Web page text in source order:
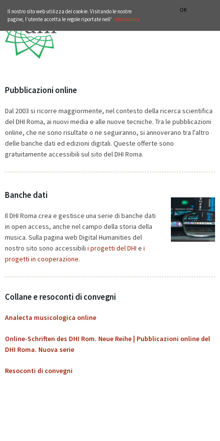
OK
Il nostro sito web utilizza dei cookie. Visitando le nostre
pagine, l’utente accetta le regole riportate nell’ informativa.
Pubblicazioni online
Dal 2003 si ricorre maggiormente, nel contesto della ricerca scientifica
del DHI Roma, ai nuovi media e alle nuove tecniche. Tra le pubblicazioni
online, che ne sono risultate o ne seguiranno, si annoverano tra l'altro
delle banche dati ed edizioni digitali. Queste offerte sono
gratuitamente accessibili sul sito del DHI Roma.
Banche dati
Il DHI Roma crea e gestisce una serie di banche dati
in open access, anche nel campo della storia della
musica. Sulla pagina web Digital Humanities del
nostro sito sono accessibili i progetti del DHI e i
progetti in cooperazione.
Collane e resoconti di convegni
Analecta musicologica online
Online-Schriften des DHI Rom. Neue Reihe | Pubblicazioni online del
DHI Roma. Nuova serie
Resoconti di convegni